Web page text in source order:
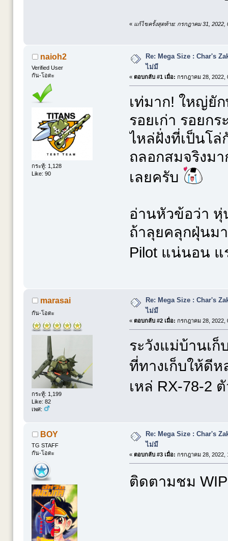
« แก้ไขครั้งสุดท้าย: กรกฎาคม 31, 2022,
naioh2
Verified User
กัน-โอตะ
กระทู้: 1,128
Like: 90
Re: Mega Size : Char's
ไม่มี
« ตอบกลับ #1 เมื่อ: กรกฎาคม 28, 2022,
เท่มาก! ใหญ่ยั
รอยเก่า รอยก
ไหล่ฝั่งที่เป็นโ
ถลอกสมจริงม
เลยครับ
อ่านหัวข้อว่า หุ่
ถ้าลุยคลุกฝุ่นม
Pilot แน่นอน แ
marasai
กัน-โอตะ
กระทู้: 1,199
Like: 82
เพศ:
Re: Mega Size : Char's
ไม่มี
« ตอบกลับ #2 เมื่อ: กรกฎาคม 28, 2022,
ระวังแม่บ้านเ
ที่ทางเก็บให้ดี
เหล่ RX-78-2
BOY
TG STAFF
กัน-โอตะ
Re: Mega Size : Char's
ไม่มี
« ตอบกลับ #3 เมื่อ: กรกฎาคม 28, 2022,
ติดตามชม